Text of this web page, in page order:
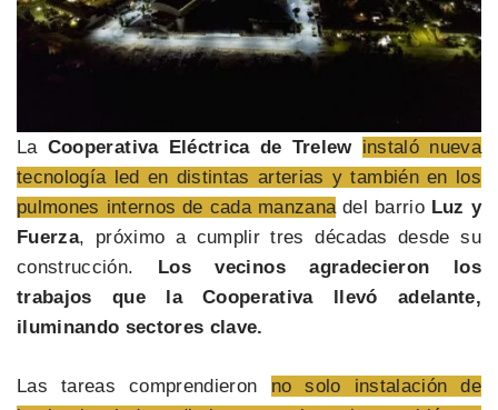
La Cooperativa Eléctrica de Trelew instaló nueva
tecnología led en distintas arterias y también en los
pulmones internos de cada manzanadel barrio Luz y
Fuerza, próximo a cumplir tres décadas desde su
construcción.
Los vecinos agradecieron los
trabajos que la Cooperativa llevó adelante,
iluminando sectores clave.
Las tareas comprendieron no solo instalación de